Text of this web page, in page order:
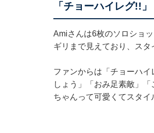
「チョーハイレグ!!」
Amiさんは6枚のソロショ
ギリまで見えており、スタ
ファンからは「チョーハ
しょう」「おみ足素敵」
ちゃんって可愛くてスタイ